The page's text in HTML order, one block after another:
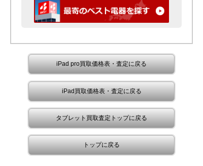
iPad pro買取価格表・査定に戻る
iPad買取価格表・査定に戻る
タブレット買取査定トップに戻る
トップに戻る